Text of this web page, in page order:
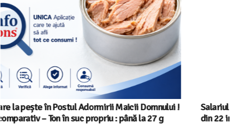
Salariul minim in Europa in 2026 – Romania pe locul 20
din 22 in UE